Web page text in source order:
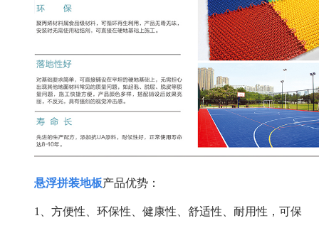
悬浮拼装地板产品优势：
1 、方便性、环保性、健康性、舒适性、耐用性，可保